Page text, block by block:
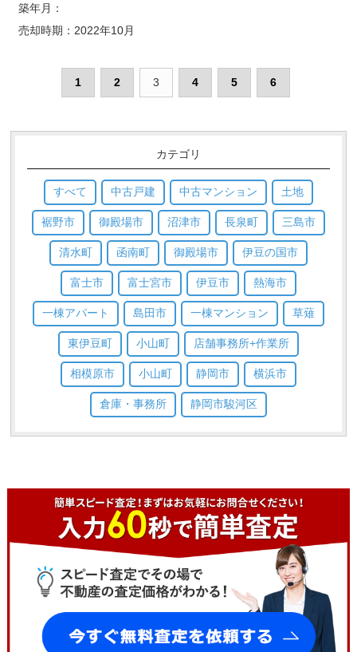
築年月：
売却時期： 2022年10月
1 2 3 4 5 6
カテゴリ
すべて 中古戸建 中古マンション 土地
裾野市 御殿場市 沼津市 長泉町 三島市
清水町 函南町 御殿場市 伊豆の国市
富士市 富士宮市 伊豆市 熱海市
一棟アパート 島田市 一棟マンション 草薙
東伊豆町 小山町 店舗事務所+作業所
相模原市 小山町 静岡市 横浜市
倉庫・事務所 静岡市駿河区